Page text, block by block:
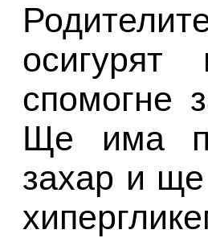
спомогне
Ще има
захар и ще